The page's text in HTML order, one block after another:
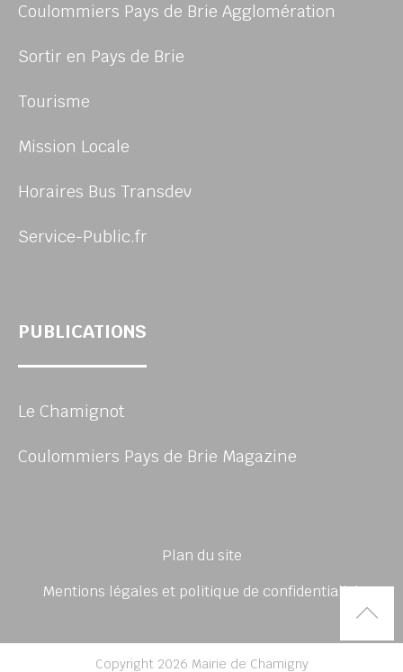
Coulommiers Pays de Brie Agglomération
Sortir en Pays de Brie
Tourisme
Mission Locale
Horaires Bus Transdev
Service-Public.fr
PUBLICATIONS
Le Chamignot
Coulommiers Pays de Brie Magazine
Plan du site
Mentions légales et politique de confidentialité
Copyright 2026 Mairie de Chamigny